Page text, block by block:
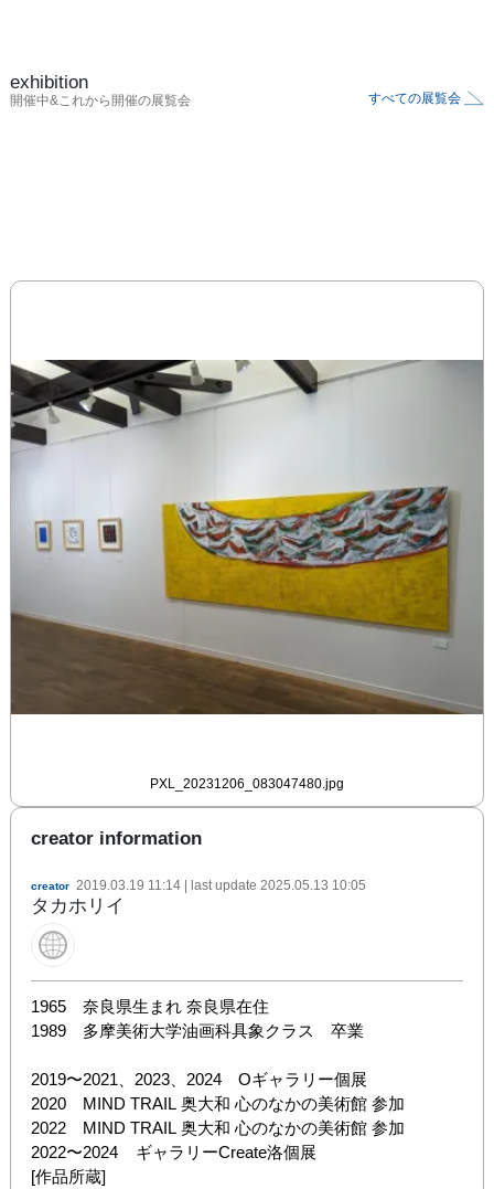
exhibition
開催中&これから開催の展覧会 すべての展覧会
PXL_20231206_083047480.jpg
creator information
creator 2019.03.19 11:14 | last update 2025.05.13 10:05
タカホリイ
1965　奈良県生まれ 奈良県在住
1989　多摩美術大学油画科具象クラス　卒業
2019〜2021、2023、2024　Oギャラリー個展
2020　MIND TRAIL 奥大和 心のなかの美術館 参加
2022　MIND TRAIL 奥大和 心のなかの美術館 参加
2022〜2024    ギャラリーCreate洛個展
[作品所蔵]